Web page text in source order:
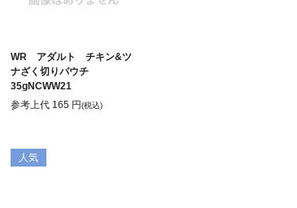
WR アダルト チキン&ツ
ナざく切りパウチ
35gNCWW21
参考上代 165 円(税込)
人気